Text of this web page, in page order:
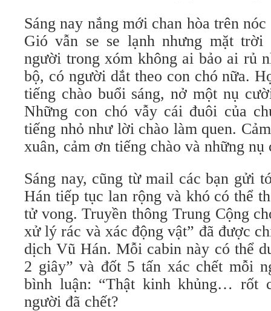
Sáng nay nắng mới chan hòa trên
Gió vẫn se se lạnh nhưng mặt trời
người trong xóm không ai bảo ai rủ
bộ, có người dắt theo con chó nữa.
tiếng chào buổi sáng, nở một nụ
Những con chó vẫy cái đuôi của
tiếng nhỏ như lời chào làm quen.
xuân, cảm ơn tiếng chào và những nụ
Sáng nay, cũng từ mail các bạn gửi
Hán tiếp tục lan rộng và khó có thể
tử vong. Truyền thông Trung Cộng
xử lý rác và xác động vật” đã được
dịch Vũ Hán. Mỗi cabin này có thể
2 giây” và đốt 5 tấn xác chết mỗi
bình luận: “Thật kinh khủng… rốt
người đã chết?